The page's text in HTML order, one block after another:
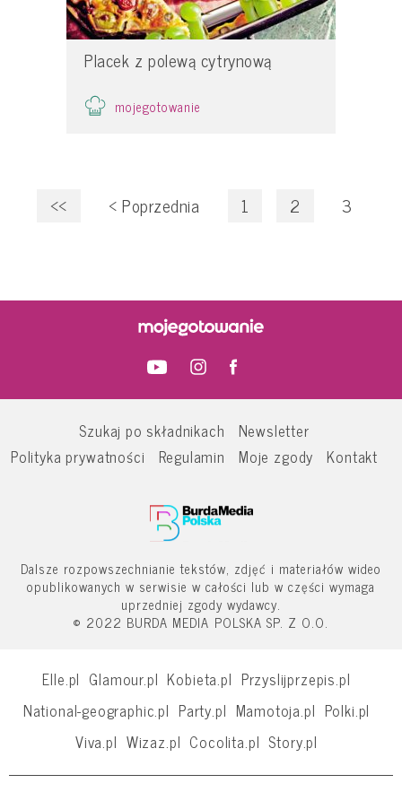
Placek z polewą cytrynową
mojegotowanie
<< < Poprzednia 1 2 3
Szukaj po składnikach
Newsletter
Polityka prywatności
Regulamin Moje zgody Kontakt
Dalsze rozpowszechnianie tekstów, zdjęć i materiałów wideo
opublikowanych w serwisie w całości lub w części wymaga
uprzedniej zgody wydawcy.
© 2022 BURDA MEDIA POLSKA SP. Z O.O.
Elle.pl Glamour.pl Kobieta.pl Przyslijprzepis.pl
National-geographic.pl Party.pl Mamotoja.pl Polki.pl
Viva.pl Wizaz.pl Cocolita.pl Story.pl